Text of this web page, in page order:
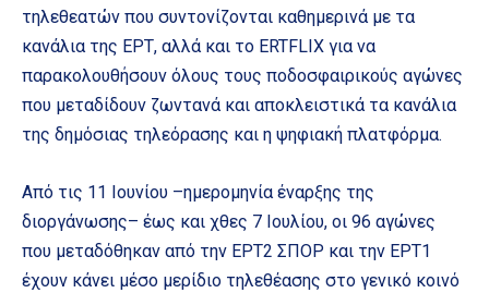
τηλεθεατών που συντονίζονται καθημερινά με τα
κανάλια της ΕΡΤ, αλλά και το ERTFLIX για να
παρακολουθήσουν όλους τους ποδοσφαιρικούς αγώνες
που μεταδίδουν ζωντανά και αποκλειστικά τα κανάλια
της δημόσιας τηλεόρασης και η ψηφιακή πλατφόρμα.
Από τις 11 Ιουνίου –ημερομηνία έναρξης της
διοργάνωσης– έως και χθες 7 Ιουλίου, οι 96 αγώνες
που μεταδόθηκαν από την ΕΡΤ2 ΣΠΟΡ και την ΕΡΤ1
έχουν κάνει μέσο μερίδιο τηλεθέασης στο γενικό κοινό